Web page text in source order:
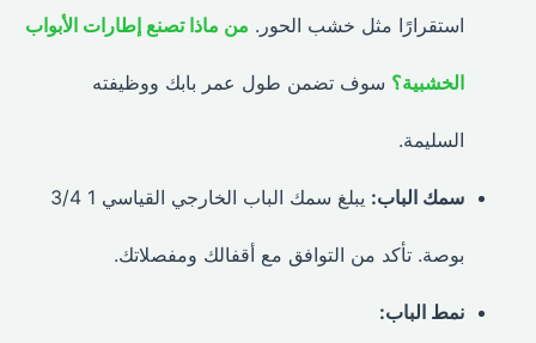
استقرارًا مثل خشب الحور. من ماذا تصنع إطارات الأبواب
الخشبية؟سوف تضمن طول عمر بابك ووظيفته
السليمة.
سمك الباب: يبلغ سمك الباب الخارجي القياسي 1 3/4
بوصة. تأكد من التوافق مع أقفالك ومفصلاتك.
نمط الباب: